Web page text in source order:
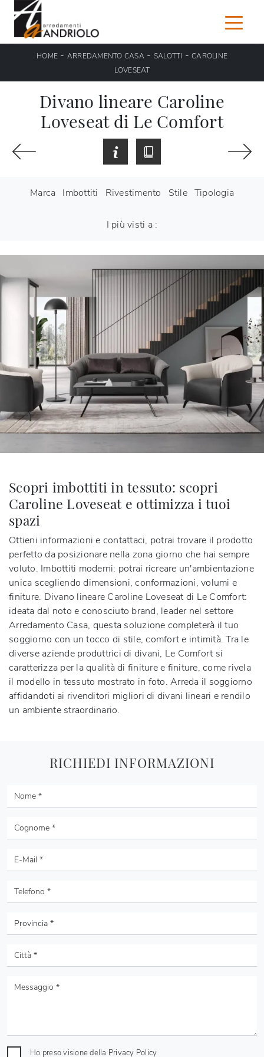
HOME - ARREDAMENTO CASA- SALOTTI - CAROLINE
LOVESEAT
Divano lineare Caroline
Loveseat di Le Comfort
Marca Imbottiti Rivestimento Stile Tipologia
I più visti a :
Scopri imbottiti in tessuto: scopri
Caroline Loveseat e ottimizza i tuoi
spazi
Ottieni informazioni e contattaci, potrai trovare il prodotto
perfetto da posizionare nella zona giorno che hai sempre
voluto. Imbottiti moderni: potrai ricreare un'ambientazione
unica scegliendo dimensioni, conformazioni, volumi e
finiture. Divano lineare Caroline Loveseat di Le Comfort:
ideata dal noto e conosciuto brand, leader nel settore
Arredamento Casa, questa soluzione completerà il tuo
soggiorno con un tocco di stile, comfort e intimità. Tra le
diverse aziende produttrici di divani, Le Comfort si
caratterizza per la qualità di finiture e finiture, come rivela
il modello in tessuto mostrato in foto. Arreda il soggiorno
affidandoti ai rivenditori migliori di divani lineari e rendilo
un ambiente straordinario.
RICHIEDI INFORMAZIONI
Ho preso visione della Privacy Policy